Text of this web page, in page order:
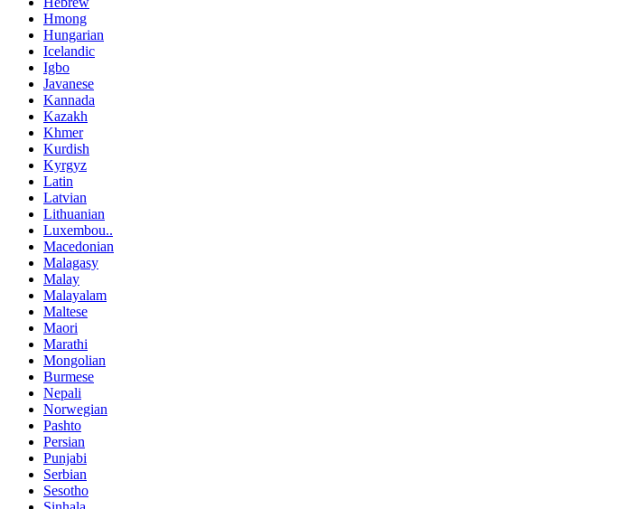
Hmong
Hungarian
Icelandic
Igbo
Javanese
Kannada
Kazakh
Khmer
Kurdish
Kyrgyz
Latin
Latvian
Lithuanian
Luxembou..
Macedonian
Malagasy
Malay
Malayalam
Maltese
Maori
Marathi
Mongolian
Burmese
Nepali
Norwegian
Pashto
Persian
Punjabi
Serbian
Sesotho